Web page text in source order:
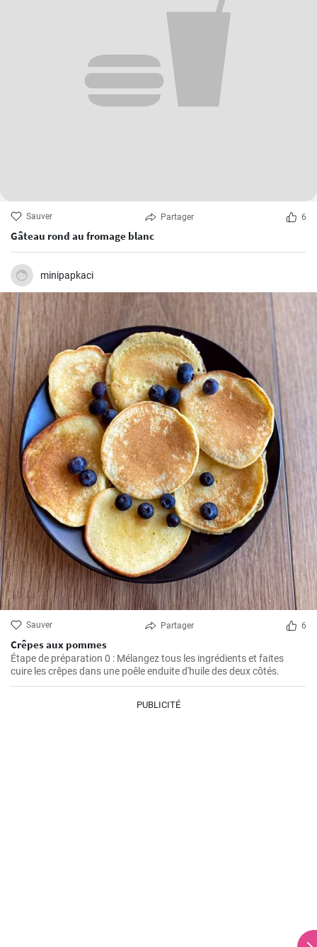
Sauver Partager 6
Gâteau rond au fromage blanc
minipapkaci
Sauver Partager 6
Crêpes aux pommes
Étape de préparation 0 : Mélangez tous les ingrédients et faites
cuire les crêpes dans une poêle enduite d'huile des deux côtés.
PUBLICITÉ